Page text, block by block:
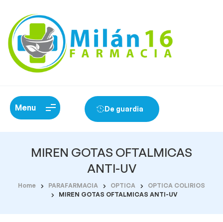
Menu De guardia
MIREN GOTAS OFTALMICAS
ANTI-UV
Home PARAFARMACIA OPTICA
OPTICA COLIRIOS
MIREN GOTAS OFTALMICAS ANTI-UV